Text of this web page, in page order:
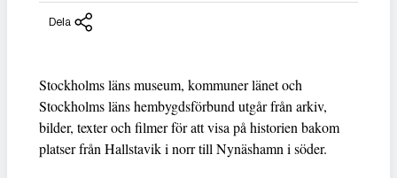
Dela
Stockholms läns museum, kommuner länet och
Stockholms läns hembygdsförbund utgår från arkiv,
bilder, texter och filmer för att visa på historien bakom
platser från Hallstavik i norr till Nynäshamn i söder.